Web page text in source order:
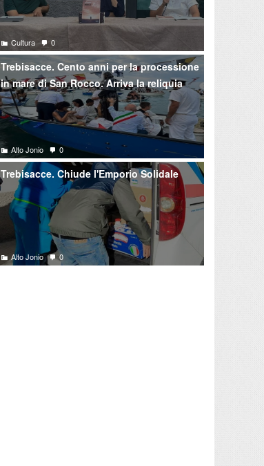
Cultura 0
Trebisacce. Cento anni per la processione
in mare di San Rocco. Arriva la reliquia
Alto Jonio 0
Trebisacce. Chiude l'Emporio Solidale
Alto Jonio 0